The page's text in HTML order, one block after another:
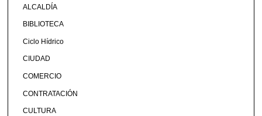
ALCALDÍA
BIBLIOTECA
Ciclo Hídrico
CIUDAD
COMERCIO
CONTRATACIÓN
CULTURA